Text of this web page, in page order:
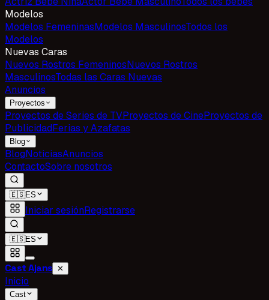
Modelos
Modelos FemeninasModelos MasculinosTodos los
Modelos
Nuevas Caras
Nuevos Rostros FemeninosNuevos Rostros
MasculinosTodas las Caras Nuevas
Anuncios
Proyectos
Proyectos de Series de TVProyectos de CineProyectos de
PublicidadFerias y Azafatas
Blog
BlogNoticiasAnuncios
ContactoSobre nosotros
🇪🇸ES
Iniciar sesiónRegistrarse
🇪🇸ES
Cast Ajans ✕
Inicio
Cast